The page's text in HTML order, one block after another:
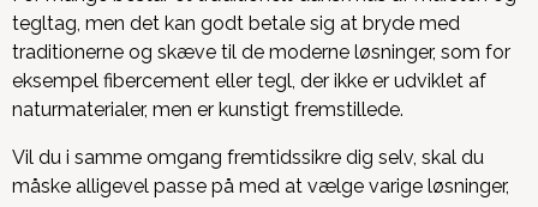
tegltag, men det kan godt betale sig at bryde med
traditionerne og skæve til de moderne løsninger, som for
eksempel fibercement eller tegl, der ikke er udviklet af
naturmaterialer, men er kunstigt fremstillede.
Vil du i samme omgang fremtidssikre dig selv, skal du
måske alligevel passe på med at vælge varige løsninger,